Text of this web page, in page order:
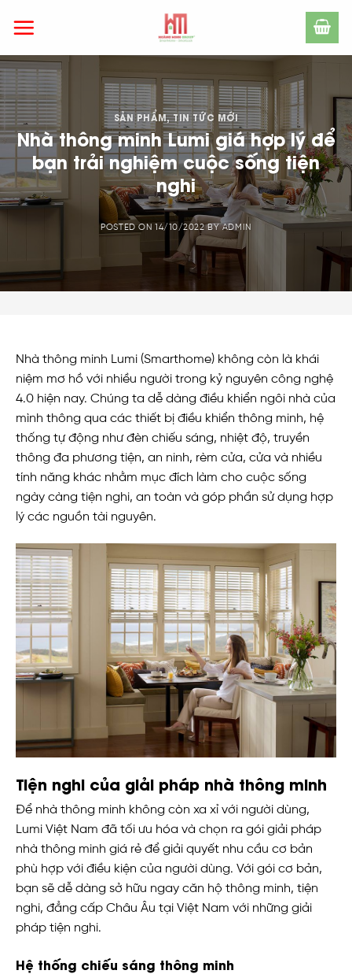
SẢN PHẨM,TIN TỨC MỚI
Nhà thông minh Lumi giá hợp lý để
bạn trải nghiệm cuộc sống tiện
nghi
POSTED ON 14/10/2022BYADMIN
Nhà thông minh Lumi (Smarthome) không còn là khái
niệm mơ hồ với nhiều người trong kỷ nguyên công nghệ
4.0 hiện nay. Chúng ta dễ dàng điều khiển ngôi nhà của
mình thông qua các thiết bị điều khiển thông minh, hệ
thống tự động như đèn chiếu sáng, nhiệt độ, truyền
thông đa phương tiện, an ninh, rèm cửa, cửa và nhiều
tính năng khác nhằm mục đích làm cho cuộc sống
ngày càng tiện nghi, an toàn và góp phần sử dụng hợp
lý các nguồn tài nguyên.
Tiện nghi của giải pháp nhà thông minh
Để nhà thông minh không còn xa xỉ với người dùng,
Lumi Việt Nam đã tối ưu hóa và chọn ra gói giải pháp
nhà thông minh giá rẻ để giải quyết nhu cầu cơ bản
phù hợp với điều kiện của người dùng. Với gói cơ bản,
bạn sẽ dễ dàng sở hữu ngay căn hộ thông minh, tiện
nghi, đẳng cấp Châu Âu tại Việt Nam với những giải
pháp tiện nghi.
Hệ thống chiếu sáng thông minh